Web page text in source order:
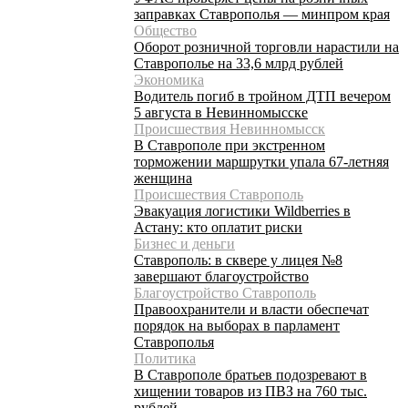
заправках Ставрополья — минпром края
Общество
Оборот розничной торговли нарастили на
Ставрополье на 33,6 млрд рублей
Экономика
Водитель погиб в тройном ДТП вечером
5 августа в Невинномысске
Происшествия Невинномысск
В Ставрополе при экстренном
торможении маршрутки упала 67-летняя
женщина
Происшествия Ставрополь
Эвакуация логистики Wildberries в
Астану: кто оплатит риски
Бизнес и деньги
Ставрополь: в сквере у лицея №8
завершают благоустройство
Благоустройство Ставрополь
Правоохранители и власти обеспечат
порядок на выборах в парламент
Ставрополья
Политика
В Ставрополе братьев подозревают в
хищении товаров из ПВЗ на 760 тыс.